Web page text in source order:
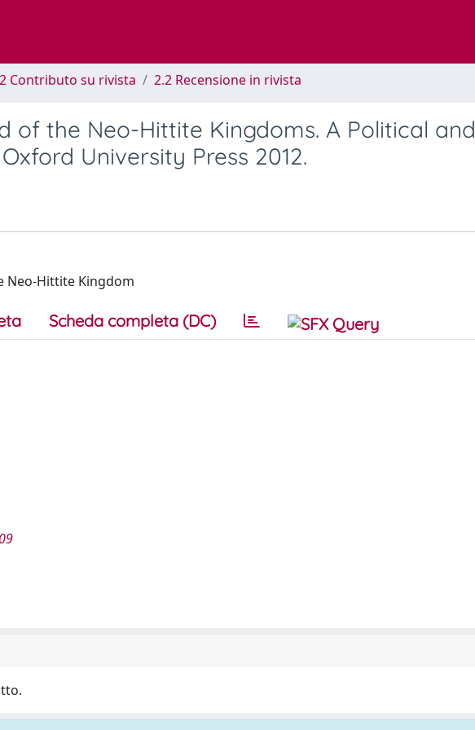
2 Contributo su rivista 2.2 Recensione in rivista
of the Neo-Hittite Kingdoms. A Political and
University Press 2012.
Neo-Hittite Kingdom
Scheda completa (DC)